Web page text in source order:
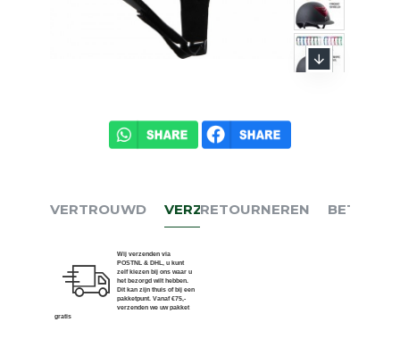
VERTROUWD VERZENDEN
Wij verzenden via
POSTNL & DHL, u kunt
zelf kiezen bij ons waar u
het bezorgd wilt hebben.
Dit kan zijn thuis of bij een
pakketpunt. Vanaf €75,-
verzenden we uw pakket
gratis
RETOURNEREN BETALEN